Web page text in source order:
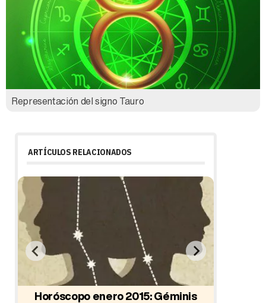
Representación del signo Tauro
ARTÍCULOS RELACIONADOS
Horóscopo enero 2015: Géminis